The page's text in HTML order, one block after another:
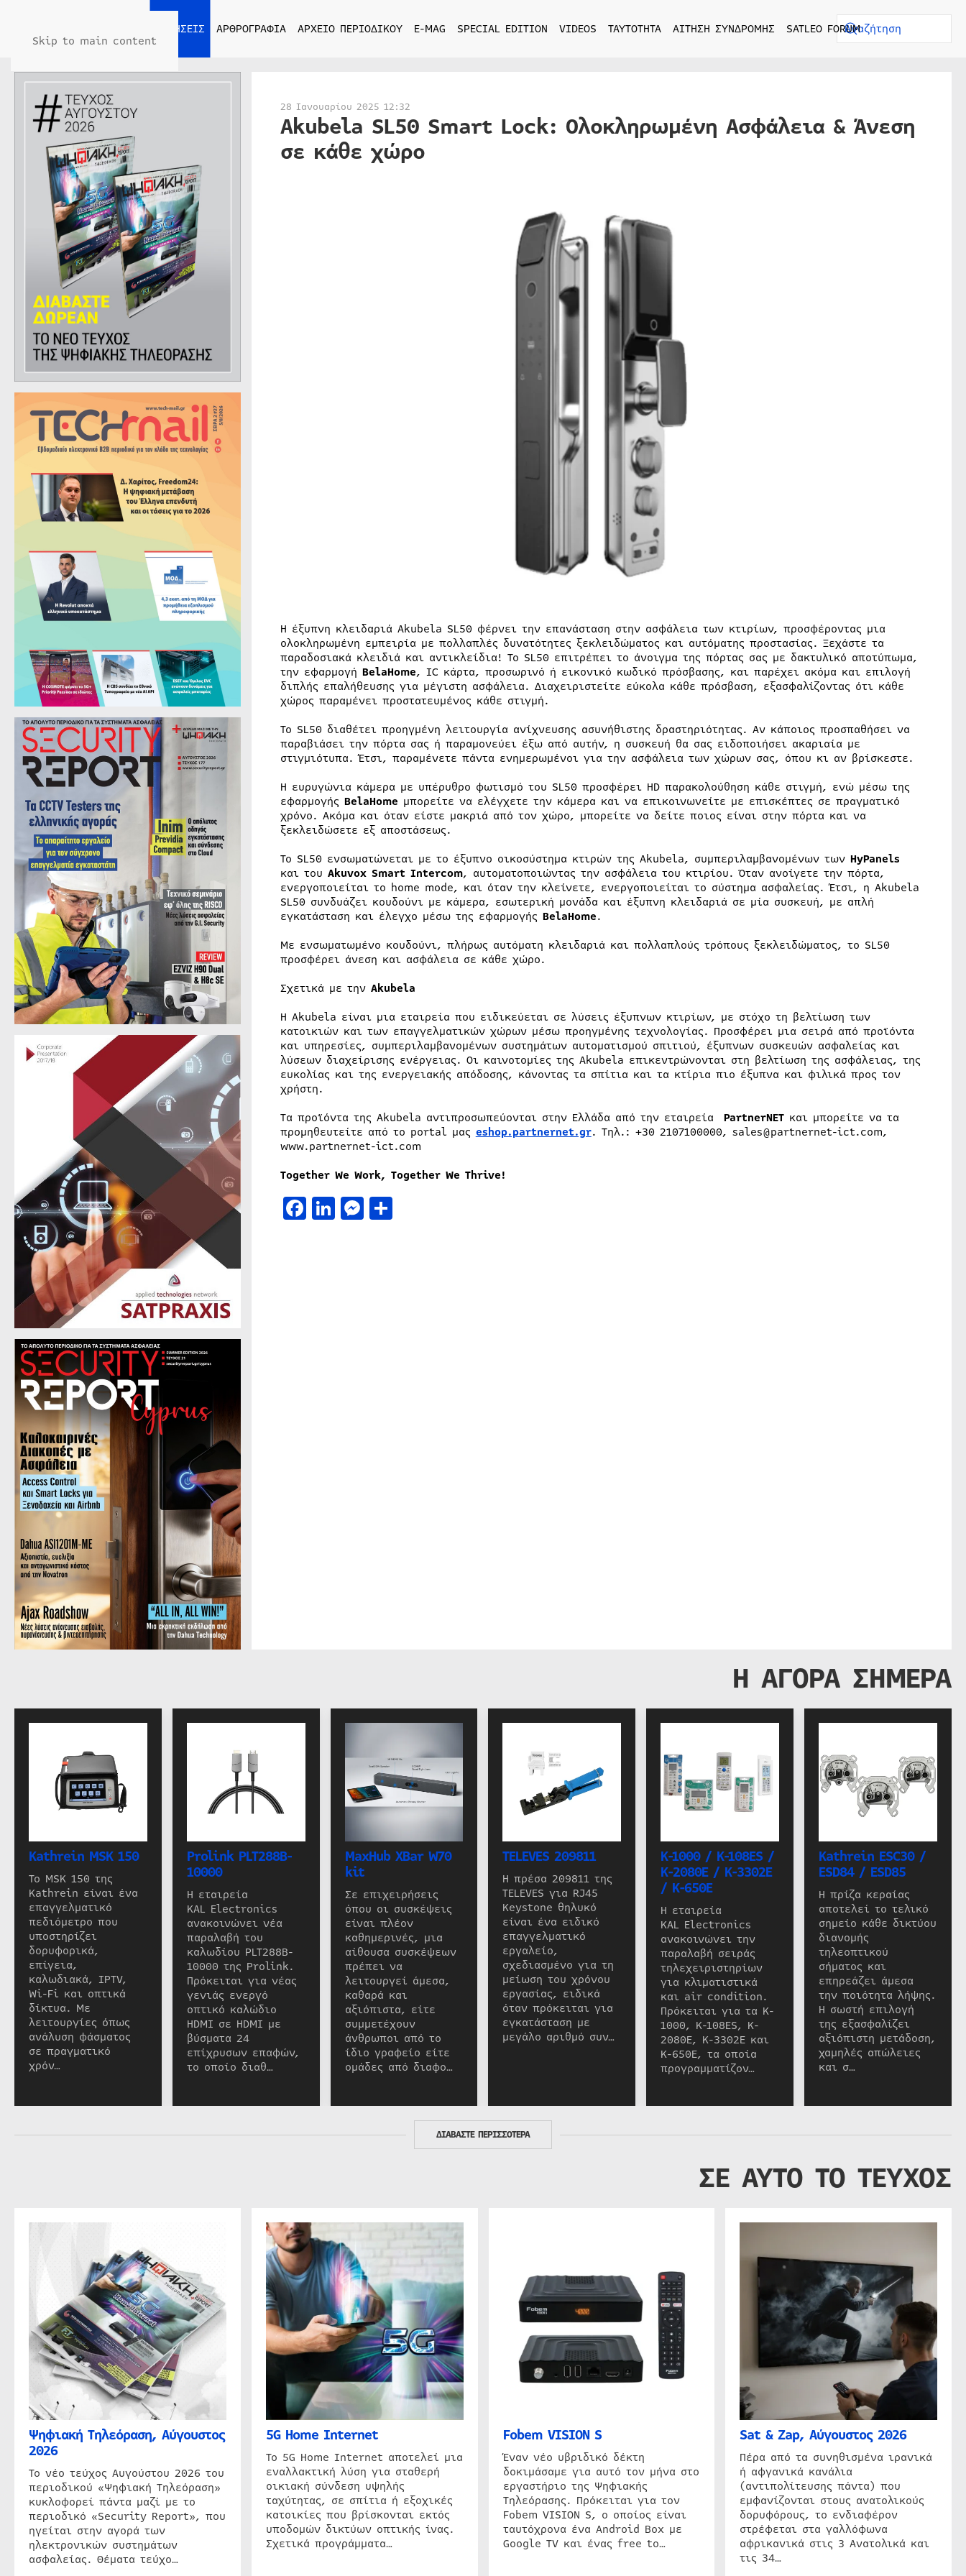
Skip to main content
ΕΙΔΗΣΕΙΣ ΑΡΘΡΟΓΡΑΦΙΑ ΑΡΧΕΙΟ ΠΕΡΙΟΔΙΚΟΥ E-MAG SPECIAL EDITION VIDEOS ΤΑΥΤΟΤΗΤΑ ΑΙΤΗΣΗ ΣΥΝΔΡΟΜΗΣ SATLEO FORUM
28 Ιανουαρίου 2025 12:32
Akubela SL50 Smart Lock: Ολοκληρωμένη Ασφάλεια & Άνεση
σε κάθε χώρο
Η έξυπνη κλειδαριά Akubela SL50 φέρνει την επανάσταση στην ασφάλεια των κτιρίων, προσφέροντας μια
ολοκληρωμένη εμπειρία με πολλαπλές δυνατότητες ξεκλειδώματος και αυτόματης προστασίας. Ξεχάστε τα
παραδοσιακά κλειδιά και αντικλείδια! Το SL50 επιτρέπει το άνοιγμα της πόρτας σας με δακτυλικό αποτύπωμα,
την εφαρμογή BelaHome, IC κάρτα, προσωρινό ή εικονικό κωδικό πρόσβασης, και παρέχει ακόμα και επιλογή
διπλής επαλήθευσης για μέγιστη ασφάλεια. Διαχειριστείτε εύκολα κάθε πρόσβαση, εξασφαλίζοντας ότι κάθε
χώρος παραμένει προστατευμένος κάθε στιγμή.
Το SL50 διαθέτει προηγμένη λειτουργία ανίχνευσης ασυνήθιστης δραστηριότητας. Αν κάποιος προσπαθήσει να
παραβιάσει την πόρτα σας ή παραμονεύει έξω από αυτήν, η συσκευή θα σας ειδοποιήσει ακαριαία με
στιγμιότυπα. Έτσι, παραμένετε πάντα ενημερωμένοι για την ασφάλεια των χώρων σας, όπου κι αν βρίσκεστε.
Η ευρυγώνια κάμερα με υπέρυθρο φωτισμό του SL50 προσφέρει HD παρακολούθηση κάθε στιγμή, ενώ μέσω της
εφαρμογής BelaHome μπορείτε να ελέγχετε την κάμερα και να επικοινωνείτε με επισκέπτες σε πραγματικό
χρόνο. Ακόμα και όταν είστε μακριά από τον χώρο, μπορείτε να δείτε ποιος είναι στην πόρτα και να
ξεκλειδώσετε εξ αποστάσεως.
Το SL50 ενσωματώνεται με το έξυπνο οικοσύστημα κτιρών της Akubela, συμπεριλαμβανομένων των HyPanels
και του Akuvox Smart Intercom, αυτοματοποιώντας την ασφάλεια του κτιρίου. Όταν ανοίγετε την πόρτα,
ενεργοποιείται το home mode, και όταν την κλείνετε, ενεργοποιείται το σύστημα ασφαλείας. Έτσι, η Akubela
SL50 συνδυάζει κουδούνι με κάμερα, εσωτερική μονάδα και έξυπνη κλειδαριά σε μία συσκευή, με απλή
εγκατάσταση και έλεγχο μέσω της εφαρμογής BelaHome.
Με ενσωματωμένο κουδούνι, πλήρως αυτόματη κλειδαριά και πολλαπλούς τρόπους ξεκλειδώματος, το SL50
προσφέρει άνεση και ασφάλεια σε κάθε χώρο.
Σχετικά με την Akubela
Η Akubela είναι μια εταιρεία που ειδικεύεται σε λύσεις έξυπνων κτιρίων, με στόχο τη βελτίωση των
κατοικιών και των επαγγελματικών χώρων μέσω προηγμένης τεχνολογίας. Προσφέρει μια σειρά από προϊόντα
και υπηρεσίες, συμπεριλαμβανομένων συστημάτων αυτοματισμού σπιτιού, έξυπνων συσκευών ασφαλείας και
λύσεων διαχείρισης ενέργειας. Οι καινοτομίες της Akubela επικεντρώνονται στη βελτίωση της ασφάλειας, της
ευκολίας και της ενεργειακής απόδοσης, κάνοντας τα σπίτια και τα κτίρια πιο έξυπνα και φιλικά προς τον
χρήστη.
Τα προϊόντα της Akubela αντιπροσωπεύονται στην Ελλάδα από την εταιρεία PartnerΝΕΤκαι μπορείτε να τα
προμηθευτείτε από το portal μας eshop.partnernet.gr. Τηλ.: +30 2107100000, sales@partnernet-ict.com,
www.partnernet-ict.com
Together We Work, Together We Thrive!
Facebook
LinkedIn
Messenger
Μοιραστείτε
Η ΑΓΟΡΑ ΣΗΜΕΡΑ
Kathrein MSK 150
Το MSK 150 της
Kathrein είναι ένα
επαγγελματικό
πεδιόμετρο που
υποστηρίζει
δορυφορικά,
επίγεια,
καλωδιακά, IPTV,
Wi-Fi και οπτικά
δίκτυα. Με
λειτουργίες όπως
ανάλυση φάσματος
σε πραγματικό
χρόν…
Prolink PLT288B-
10000
Η εταιρεία
KAL Electronics
ανακοινώνει νέα
παραλαβή του
καλωδίου PLT288B-
10000 της Prolink.
Πρόκειται για νέας
γενιάς ενεργό
οπτικό καλώδιο
HDMI σε HDMI με
βύσματα 24
επίχρυσων επαφών,
το οποίο διαθ…
MaxHub XBar W70
kit
Σε επιχειρήσεις
όπου οι συσκέψεις
είναι πλέον
καθημερινές, μια
αίθουσα συσκέψεων
πρέπει να
λειτουργεί άμεσα,
καθαρά και
αξιόπιστα, είτε
συμμετέχουν
άνθρωποι από το
ίδιο γραφείο είτε
ομάδες από διαφο…
TELEVES 209811
Η πρέσα 209811 της
TELEVES για RJ45
Keystone θηλυκό
είναι ένα ειδικό
επαγγελματικό
εργαλείο,
σχεδιασμένο για τη
μείωση του χρόνου
εργασίας, ειδικά
όταν πρόκειται για
εγκατάσταση με
μεγάλο αριθμό συν…
K-1000 / K-108ES /
K-2080E / K-3302E
/ K-650E
Η εταιρεία
KAL Electronics
ανακοινώνει την
παραλαβή σειράς
τηλεχειριστηρίων
για κλιματιστικά
και air condition.
Πρόκειται για τα K-
1000, K-108ES, K-
2080E, K-3302E και
K-650E, τα οποία
προγραμματίζον…
Kathrein ESC30 /
ESD84 / ESD85
Η πρίζα κεραίας
αποτελεί το τελικό
σημείο κάθε δικτύου
διανομής
τηλεοπτικού
σήματος και
επηρεάζει άμεσα
την ποιότητα λήψης.
Η σωστή επιλογή
της εξασφαλίζει
αξιόπιστη μετάδοση,
χαμηλές απώλειες
και σ…
ΔΙΑΒΑΣΤΕ ΠΕΡΙΣΣΟΤΕΡΑ
ΣΕ ΑΥΤΟ ΤΟ ΤΕΥΧΟΣ
Ψηφιακή Τηλεόραση, Αύγουστος
2026
Το νέο τεύχος Αυγούστου 2026 του
περιοδικού «Ψηφιακή Τηλεόραση»
κυκλοφορεί πάντα μαζί με το
περιοδικό «Security Report», που
ηγείται στην αγορά των
ηλεκτρονικών συστημάτων
ασφαλείας. Θέματα τεύχο…
5G Home Internet
Το 5G Home Internet αποτελεί μια
εναλλακτική λύση για σταθερή
οικιακή σύνδεση υψηλής
ταχύτητας, σε σπίτια ή εξοχικές
κατοικίες που βρίσκονται εκτός
υποδομών δικτύων οπτικής ίνας.
Σχετικά προγράμματα…
Fobem VISION S
Έναν νέο υβριδικό δέκτη
δοκιμάσαμε για αυτό τον μήνα στο
εργαστήριο της Ψηφιακής
Τηλεόρασης. Πρόκειται για τον
Fobem VISION S, ο οποίος είναι
ταυτόχρονα ένα Android Box με
Google TV και ένας free to…
Sat & Zap, Αύγουστος 2026
Πέρα από τα συνηθισμένα ιρανικά
ή αφγανικά κανάλια
(αντιπολίτευσης πάντα) που
εμφανίζονται στους ανατολικούς
δορυφόρους, το ενδιαφέρον
στρέφεται στα γαλλόφωνα
αφρικανικά στις 3 Ανατολικά και
τις 34…